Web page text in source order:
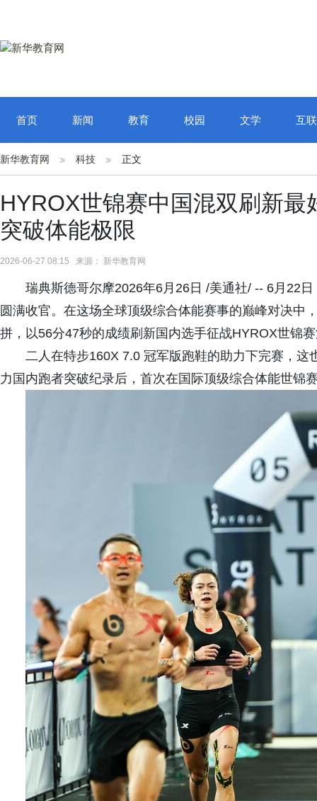
首页 新闻 教育 校园 文学 互
新华教育网 科技 正文
HYROX世锦赛中国混双刷新
突破体能极限
2026-06-27 08:15 来源： 新华教育网
瑞典斯德哥尔摩2026年6月26日 /美通社/ -- 6月22
圆满收官。在这场全球顶级综合体能赛事的巅峰对决中
拼，以56分47秒的成绩刷新国内选手征战HYROX世锦
二人在特步160X 7.0 冠军版跑鞋的助力下完赛，
力国内跑者突破纪录后，首次在国际顶级综合体能世锦